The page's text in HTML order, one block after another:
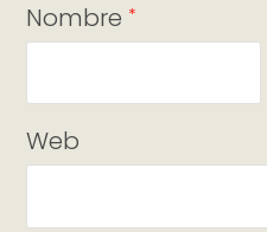
Nombre *
Web